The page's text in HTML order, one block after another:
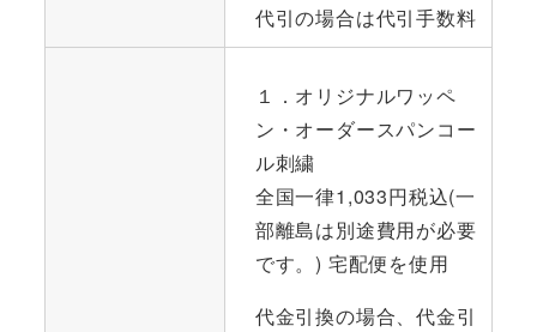
代引の場合は代引手数料
１．オリジナルワッペ
ン・オーダースパンコー
ル刺繍
全国一律1,033円税込(一
部離島は別途費用が必要
です。) 宅配便を使用
代金引換の場合、代金引